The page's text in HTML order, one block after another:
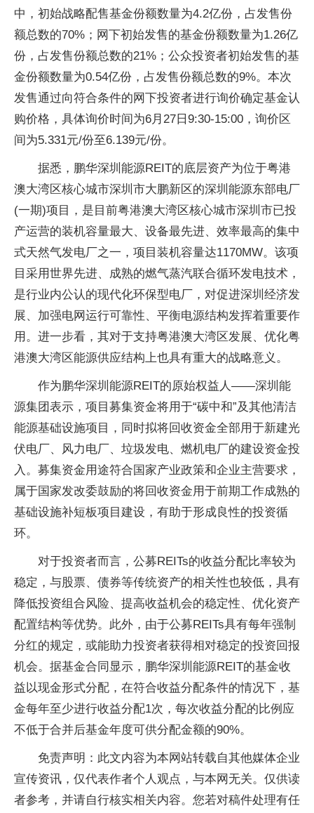
中，初始战略配售基金份额数量为4.2亿份，占发售份
额总数的70%；网下初始发售的基金份额数量为1.26亿
份，占发售份额总数的21%；公众投资者初始发售的基
金份额数量为0.54亿份，占发售份额总数的9%。本次
发售通过向符合条件的网下投资者进行询价确定基金认
购价格，具体询价时间为6月27日9:30-15:00，询价区
间为5.331元/份至6.139元/份。
据悉，鹏华深圳能源REIT的底层资产为位于粤港
澳大湾区核心城市深圳市大鹏新区的深圳能源东部电厂
(一期)项目，是目前粤港澳大湾区核心城市深圳市已投
产运营的装机容量最大、设备最先进、效率最高的集中
式天然气发电厂之一，项目装机容量达1170MW。该项
目采用世界先进、成熟的燃气蒸汽联合循环发电技术，
是行业内公认的现代化环保型电厂，对促进深圳经济发
展、加强电网运行可靠性、平衡电源结构发挥着重要作
用。进一步看，其对于支持粤港澳大湾区发展、优化粤
港澳大湾区能源供应结构上也具有重大的战略意义。
作为鹏华深圳能源REIT的原始权益人——深圳能
源集团表示，项目募集资金将用于“碳中和”及其他清洁
能源基础设施项目，同时拟将回收资金全部用于新建光
伏电厂、风力电厂、垃圾发电、燃机电厂的建设资金投
入。募集资金用途符合国家产业政策和企业主营要求，
属于国家发改委鼓励的将回收资金用于前期工作成熟的
基础设施补短板项目建设，有助于形成良性的投资循
环。
对于投资者而言，公募REITs的收益分配比率较为
稳定，与股票、债券等传统资产的相关性也较低，具有
降低投资组合风险、提高收益机会的稳定性、优化资产
配置结构等优势。此外，由于公募REITs具有每年强制
分红的规定，或能助力投资者获得相对稳定的投资回报
机会。据基金合同显示，鹏华深圳能源REIT的基金收
益以现金形式分配，在符合收益分配条件的情况下，基
金每年至少进行收益分配1次，每次收益分配的比例应
不低于合并后基金年度可供分配金额的90%。
免责声明：此文内容为本网站转载自其他媒体企业
宣传资讯，仅代表作者个人观点，与本网无关。仅供读
者参考，并请自行核实相关内容。您若对稿件处理有任